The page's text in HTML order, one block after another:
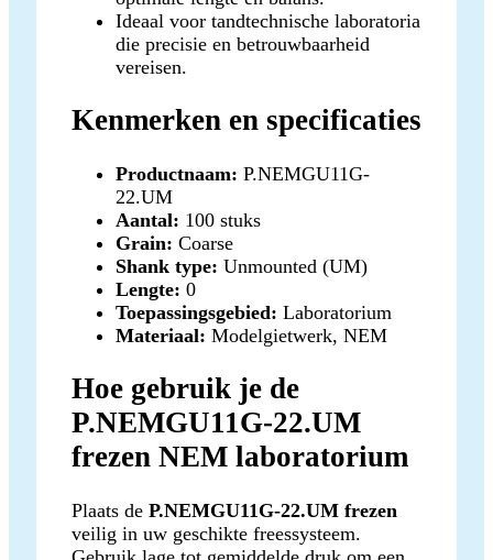
Ideaal voor tandtechnische laboratoria
die precisie en betrouwbaarheid
vereisen.
Kenmerken en specificaties
Productnaam: P.NEMGU11G-
22.UM
Aantal: 100 stuks
Grain: Coarse
Shank type: Unmounted (UM)
Lengte: 0
Toepassingsgebied: Laboratorium
Materiaal: Modelgietwerk, NEM
Hoe gebruik je de
P.NEMGU11G-22.UM
frezen NEM laboratorium
Plaats de P.NEMGU11G-22.UM frezen
veilig in uw geschikte freessysteem.